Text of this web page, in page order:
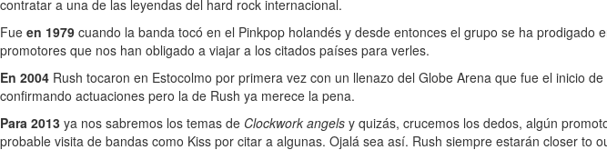
contratar a una de las leyendas del hard rock internacional.
Fue en 1979 cuando la banda tocó en el Pinkpop holandés y desde entonces el grupo se ha
promotores que nos han obligado a viajar a los citados países para verles.
En 2004 Rush tocaron en Estocolmo por primera vez con un llenazo del Globe Arena que fue el inicio
confirmando actuaciones pero la de Rush ya merece la pena.
Para 2013 ya nos sabremos los temas de Clockwork angels y quizás, crucemos los dedos, algún
probable visita de bandas como Kiss por citar a algunas. Ojalá sea así. Rush siempre estarán closer to